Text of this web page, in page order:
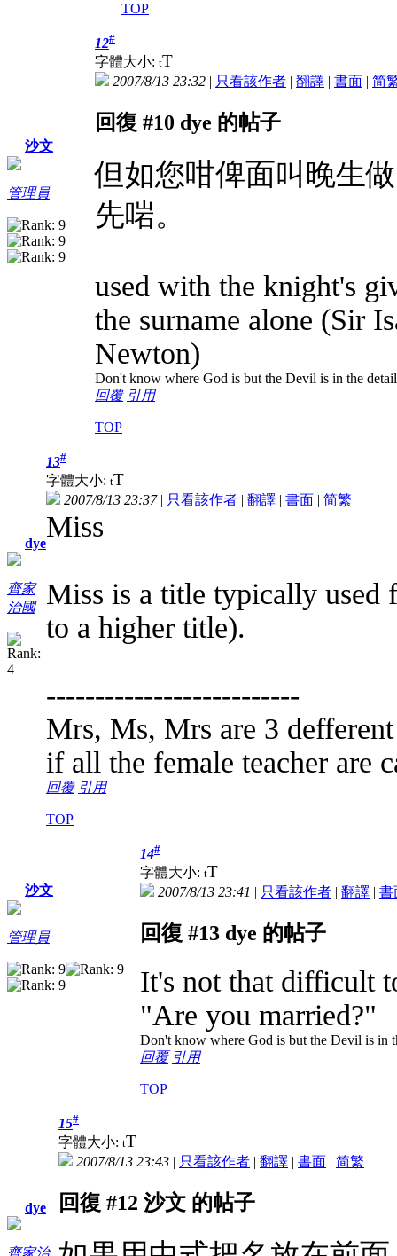
TOP
沙文
管理員
12#
字體大小: tT
2007/8/13 23:32 | 只看該作者 | 翻譯 | 書面 | 简
回復 #10 dye 的帖子
但如您咁俾面叫晚生
先啱。
used with the knight's
the surname alone (Sir
Newton)
Don't know where God is but the Devil is in the
回覆 引用
TOP
dye
齊家
治國
13#
字體大小: tT
2007/8/13 23:37| 只看該作者 | 翻譯 | 書面 | 简繁
Miss
Miss is a title typically used
to a higher title).
--------------------------
Mrs, Ms, Mrs are 3
if all the female teacher are
回覆 引用
TOP
沙文
管理員
14#
字體大小: tT
2007/8/13 23:41 | 只看該作者 | 翻譯 | 書
回復 #13 dye 的帖子
It's not that difficult
"Are you married?"
Don't know where God is but the Devil is in
回覆 引用
TOP
dye
15#
字體大小: tT
2007/8/13 23:43 | 只看該作者 | 翻譯 | 書面 | 简繁
回復 #12 沙文 的帖子